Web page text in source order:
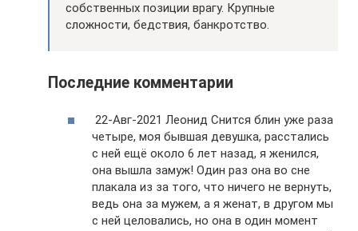
собственных позиции врагу. Крупные
сложности, бедствия, банкротство.
Последние комментарии
22-Авг-2021 Леонид Снится блин уже раза
четыре, моя бывшая девушка, расстались
с ней ещё около 6 лет назад, я женился,
она вышла замуж! Один раз она во сне
плакала из за того, что ничего не вернуть,
ведь она за мужем, а я женат, в другом мы
с ней целовались, но она в один момент